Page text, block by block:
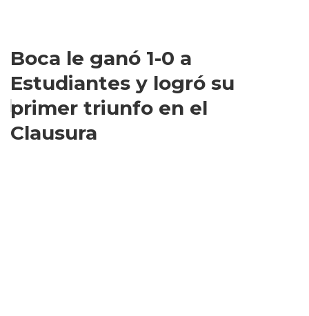
Boca le ganó 1-0 a
Estudiantes y logró su
primer triunfo en el
Clausura